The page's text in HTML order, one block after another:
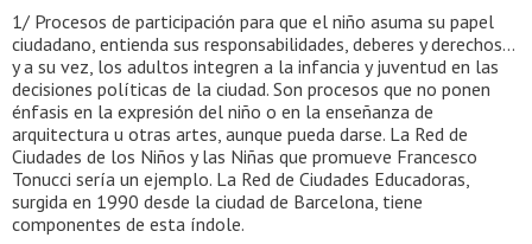
1/ Procesos de participación para que el niño asuma su papel
ciudadano, entienda sus responsabilidades, deberes y derechos…
y a su vez, los adultos integren a la infancia y juventud en las
decisiones políticas de la ciudad. Son procesos que no ponen
énfasis en la expresión del niño o en la enseñanza de
arquitectura u otras artes, aunque pueda darse. La Red de
Ciudades de los Niños y las Niñas que promueve Francesco
Tonucci sería un ejemplo. La Red de Ciudades Educadoras,
surgida en 1990 desde la ciudad de Barcelona, tiene
componentes de esta índole.